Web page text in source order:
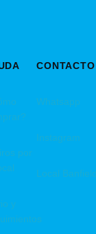
por
y
CONTACTO
Whatsapp
Instagram
Local